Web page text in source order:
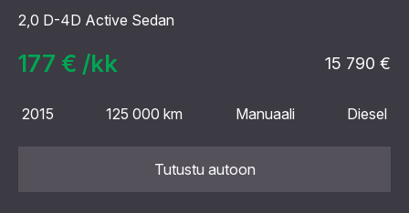
2,0 D-4D Active Sedan
177 € /kk 15 790 €
2015 125 000 km Manuaali Diesel
Tutustu autoon